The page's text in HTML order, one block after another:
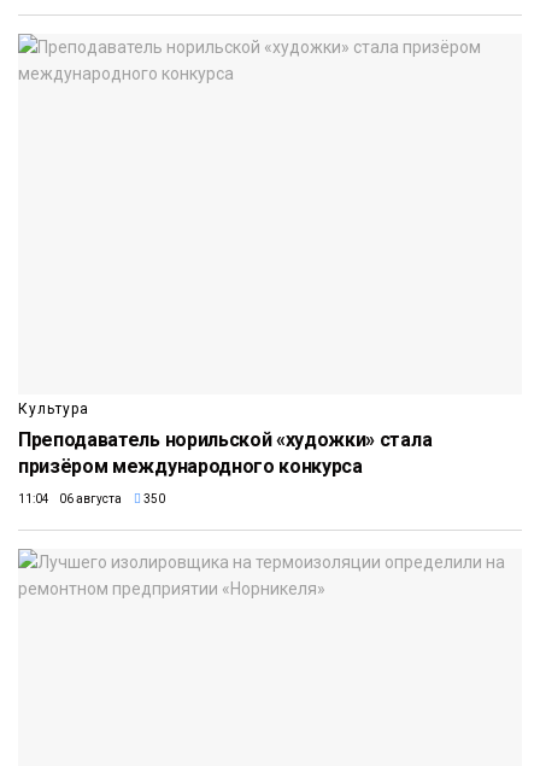
Культура
Преподаватель норильской «художки» стала
призёром международного конкурса
11:04 06 августа 350